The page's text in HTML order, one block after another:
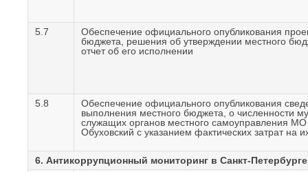
5.7
Обеспечение официального опубликования
бюджета, решения об утверждении местного
отчет об его исполнении
5.8
Обеспечение официального опубликования
выполнения местного бюджета, о численности
служащих органов местного самоуправления
Обуховский с указанием фактических затрат на
6. Антикоррупционный мониторинг в Санкт-Петербурге